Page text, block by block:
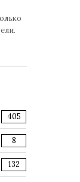
405
8
132